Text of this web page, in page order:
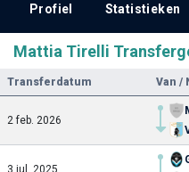
Profiel Statistieken
Mattia Tirelli
Transferdatum Van /
2 feb. 2026
3 jul. 2025